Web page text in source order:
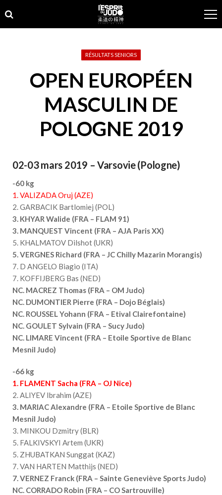
to
navigation
to
content
RÉSULTATS SENIORS
OPEN EUROPÉEN
MASCULIN DE
POLOGNE 2019
02-03 mars 2019 – Varsovie (Pologne)
-60 kg
1. VALIZADA Oruj (AZE)
2. GARBACIK Bartlomiej (POL)
3. KHYAR Walide (FRA – FLAM 91)
3. MANQUEST Vincent (FRA – AJA Paris XX)
5. KHALMATOV Dilshot (UKR)
5. VERGNES Richard (FRA – JC Chilly Mazarin Morangis)
7. D ANGELO Biagio (ITA)
7. KOFFIJBERG Bas (NED)
NC. MACREZ Thomas (FRA – OM Judo)
NC. DUMONTIER Pierre (FRA – Dojo Béglais)
NC. ROUSSEL Yohann (FRA – Etival Clairefontaine)
NC. GOULET Sylvain (FRA – Sucy Judo)
NC. LIMARE Vincent (FRA – Etoile Sportive de Blanc
Mesnil Judo)
-66 kg
1. FLAMENT Sacha (FRA – OJ Nice)
2. ALIYEV Ibrahim (AZE)
3. MARIAC Alexandre (FRA – Etoile Sportive de Blanc
Mesnil Judo)
3. MINKOU Dzmitry (BLR)
5. FALKIVSKYI Artem (UKR)
5. ZHUBATKAN Sunggat (KAZ)
7. VAN HARTEN Matthijs (NED)
7. VERNEZ Franck (FRA – Sainte Geneviève Sports Judo)
NC. CORRADO Robin (FRA – CO Sartrouville)